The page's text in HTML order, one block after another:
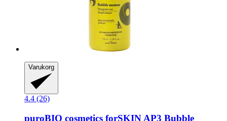
Varukorg
4.4 (26)
puroBIO cosmetics forSKIN AP3 Bubble